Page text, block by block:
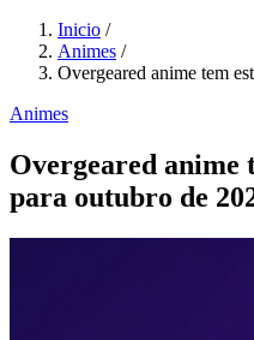
Inicio /
Animes /
Overgeared anime tem
Animes
Overgeared anime
para outubro de